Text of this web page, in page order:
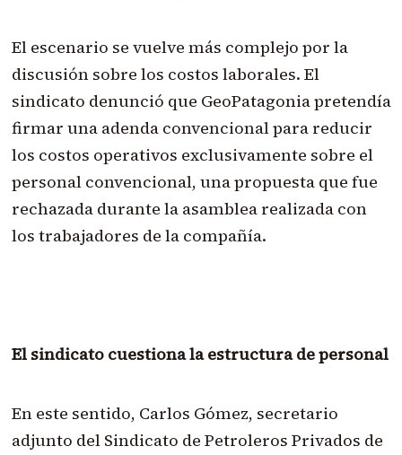
El escenario se vuelve más complejo por la
discusión sobre los costos laborales. El
sindicato denunció que GeoPatagonia pretendía
firmar una adenda convencional para reducir
los costos operativos exclusivamente sobre el
personal convencional, una propuesta que fue
rechazada durante la asamblea realizada con
los trabajadores de la compañía.
El sindicato cuestiona la estructura de personal
En este sentido, Carlos Gómez, secretario
adjunto del Sindicato de Petroleros Privados de